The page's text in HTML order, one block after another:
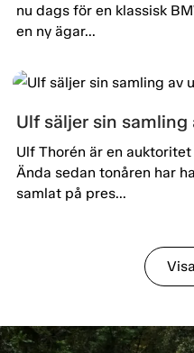
nu dags för en klassisk
en ny ägar...
Ulf säljer sin samling
Ulf Thorén är en
Ända sedan tonåren har
samlat på pres...